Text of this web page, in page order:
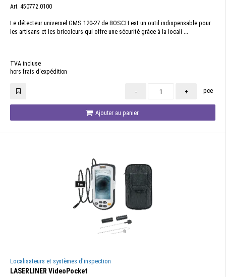
Art. 450772.0100
Le détecteur universel GMS 120-27 de BOSCH est un outil indispensable pour
les artisans et les bricoleurs qui offre une sécurité grâce à la locali ...
TVA incluse
hors frais d'expédition
- + pce
Ajouter au panier
Localisateurs et systèmes d'inspection
LASERLINER VideoPocket